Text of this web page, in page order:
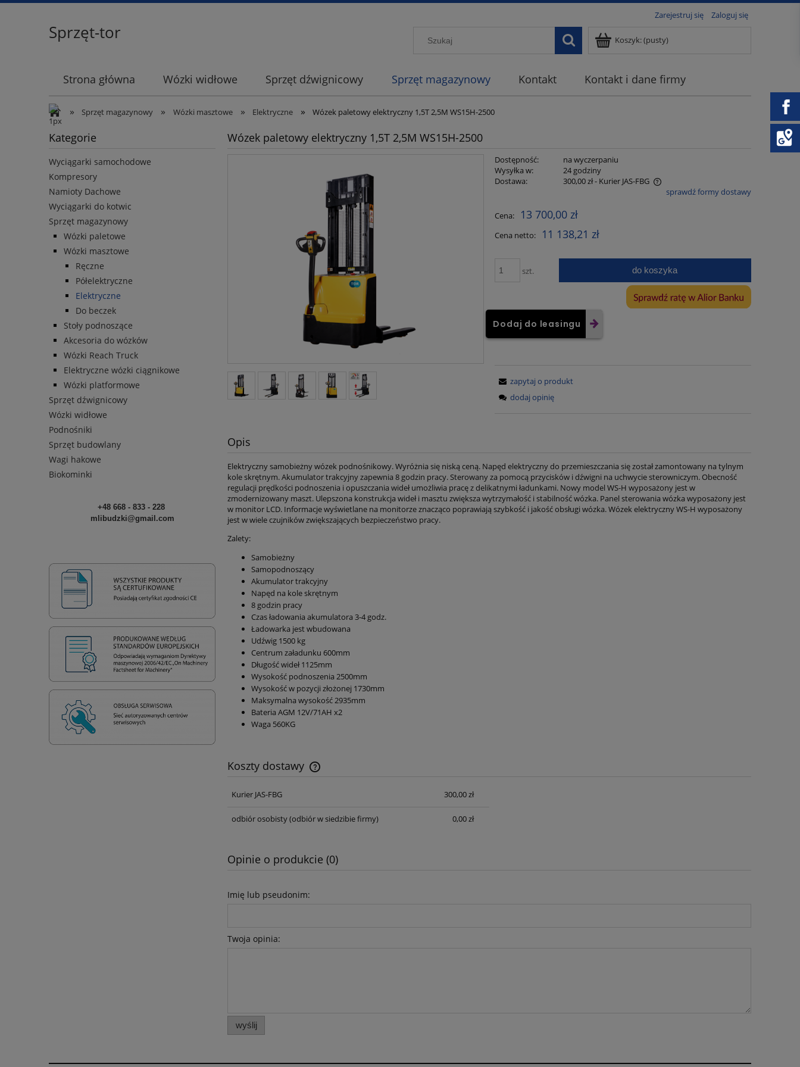
Zarejestruj się Zaloguj się
Sprzęt-tor Koszyk:(pusty)
Strona główna Wózki widłowe Sprzęt dźwignicowy Sprzęt magazynowy Kontakt Kontakt i dane firmy
» Sprzęt magazynowy » Wózki masztowe » Elektryczne » Wózek paletowy elektryczny 1,5T 2,5M WS15H-2500
Kategorie
Wyciągarki samochodowe
Kompresory
Namioty Dachowe
Wyciągarki do kotwic
Sprzęt magazynowy
Wózki paletowe
Wózki masztowe
Ręczne
Półelektryczne
Elektryczne
Do beczek
Stoły podnoszące
Akcesoria do wózków
Wózki Reach Truck
Elektryczne wózki ciągnikowe
Wózki platformowe
Sprzęt dźwignicowy
Wózki widłowe
Podnośniki
Sprzęt budowlany
Wagi hakowe
Biokominki
+48 668 - 833 - 228
mlibudzki@gmail.com
Wózek paletowy elektryczny 1,5T 2,5M WS15H-2500
Dostępność:
na wyczerpaniu
Wysyłka w:
24 godziny
Dostawa:
300,00 zł- Kurier JAS-FBG
płatności
sprawdź formy dostawy
Cena: 13 700,00 zł
Cena netto: 11 138,21 zł
szt. do koszyka
Dodaj do leasingu
zapytaj o produkt
dodaj opinię
Opis
Elektryczny samobieżny wózek podnośnikowy. Wyróżnia się niską ceną. Napęd elektryczny do przemieszczania się został zamontowany na tylnym
kole skrętnym. Akumulator trakcyjny zapewnia 8 godzin pracy. Sterowany za pomocą przycisków i dźwigni na uchwycie sterowniczym. Obecność
regulacji prędkości podnoszenia i opuszczania wideł umożliwia pracę z delikatnymi ładunkami. Nowy model WS-H wyposażony jest w
zmodernizowany maszt. Ulepszona konstrukcja wideł i masztu zwiększa wytrzymałość i stabilność wózka. Panel sterowania wózka wyposażony jest
w monitor LCD. Informacje wyświetlane na monitorze znacząco poprawiają szybkość i jakość obsługi wózka. Wózek elektryczny WS-H wyposażony
jest w wiele czujników zwiększających bezpieczeństwo pracy.
Zalety:
Samobieżny
Samopodnoszący
Akumulator trakcyjny
Napęd na kole skrętnym
8 godzin pracy
Czas ładowania akumulatora 3-4 godz.
Ładowarka jest wbudowana
Udźwig 1500 kg
Centrum załadunku 600mm
Długość wideł 1125mm
Wysokość podnoszenia 2500mm
Wysokość w pozycji złożonej 1730mm
Maksymalna wysokość 2935mm
Bateria AGM 12V/71AH x2
Waga 560KG
Koszty dostawy
Cena nie zawiera ewentualnych kosztów
Kurier JAS-FBG 300,00 zł
odbiór osobisty(odbiór w siedzibie firmy) 0,00 zł
Opinie o produkcie (0)
Imię lub pseudonim:
Twoja opinia:
wyślij